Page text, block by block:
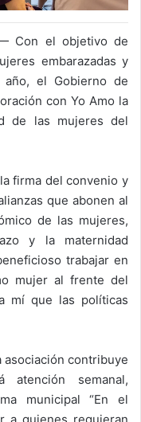
Con el objetivo de
embarazadas y
el Gobierno de
con Yo Amo la
de las mujeres del
firma del convenio y
que abonen al
de las mujeres,
y la maternidad
trabajar en
mujer al frente del
mí que las políticas
asociación contribuye
semanal,
municipal “En el
a quienes requieran